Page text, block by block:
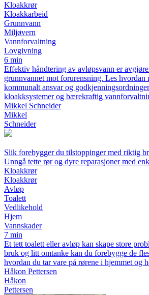
Kloakkrør
Kloakkarbeid
Grunnvann
Miljøvern
Vannforvaltning
Lovgivning
6 min
Effektiv håndtering av avløpsvann er
grunnvannet mot forurensning. Les
kommunalt ansvar og
kloakksystemer og bærekraftig
Mikkel Schneider
Mikkel
Schneider
Slik forebygger du tilstoppinger med riktig
Unngå tette rør og dyre reparasjoner med
Kloakkrør
Kloakkrør
Avløp
Toalett
Vedlikehold
Hjem
Vannskader
7 min
Et tett toalett eller avløp kan skape store
bruk og litt omtanke kan du forebygge de
hvordan du tar vare på rørene i hjemmet og
Håkon Pettersen
Håkon
Pettersen